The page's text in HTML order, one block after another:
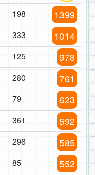
198 1399
333 1014
125 978
280 761
79 623
361 592
296 585
85 552